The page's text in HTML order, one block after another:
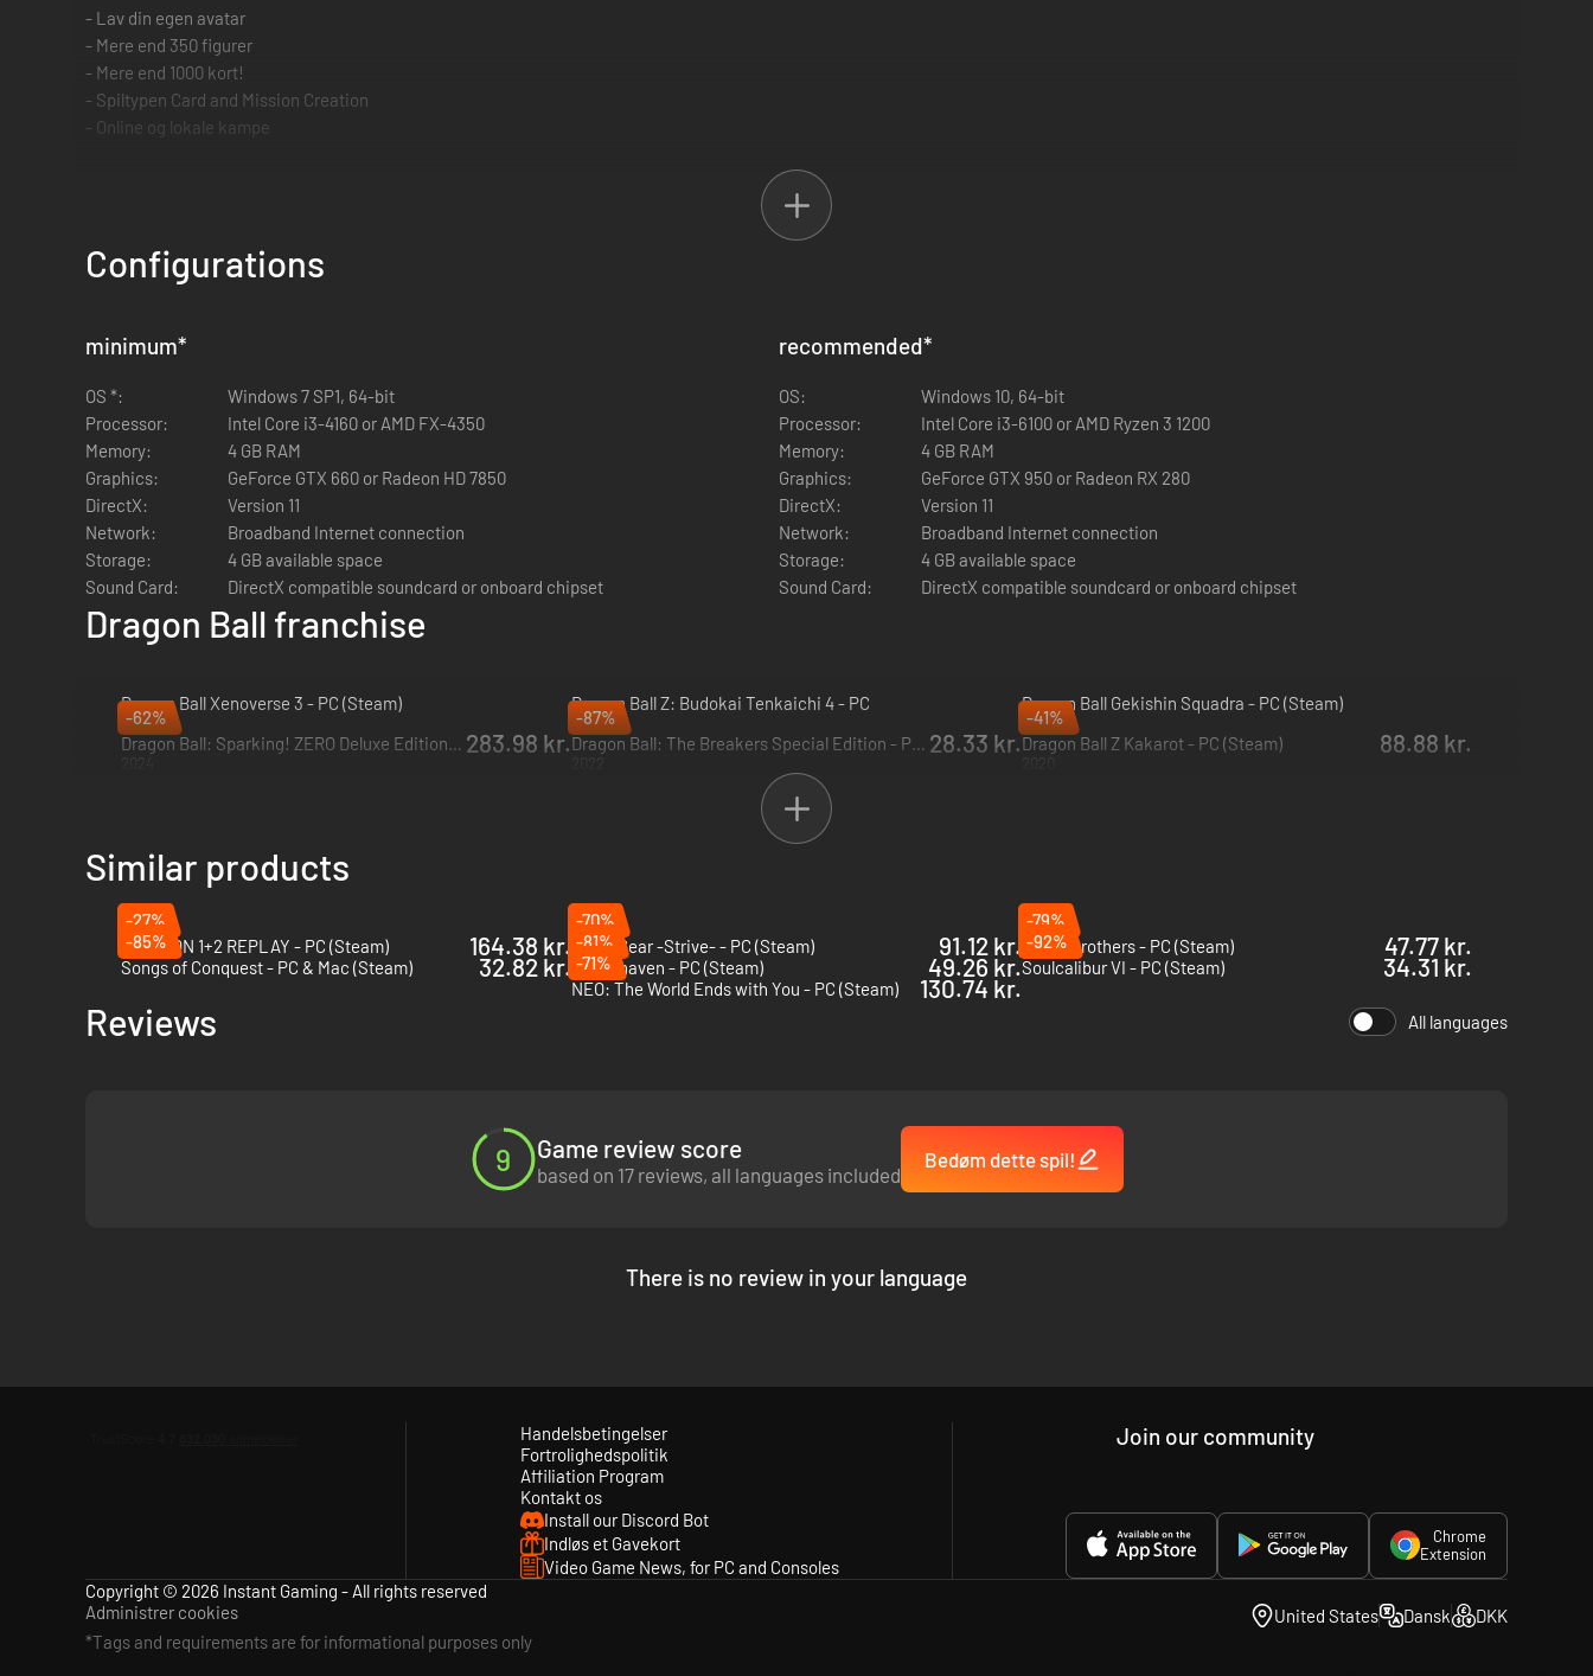
- Lav din egen avatar
- Mere end 350 figurer
- Mere end 1000 kort!
- Spiltypen Card and Mission Creation
- Online og lokale kampe
Configurations
minimum*
OS *:
Windows 7 SP1, 64-bit
Processor:
Intel Core i3-4160 or AMD FX-4350
Memory:
4 GB RAM
Graphics:
GeForce GTX 660 or Radeon HD 7850
DirectX:
Version 11
Network:
Broadband Internet connection
Storage:
4 GB available space
Sound Card:
DirectX compatible soundcard or onboard chipset
recommended*
OS:
Windows 10, 64-bit
Processor:
Intel Core i3-6100 or AMD Ryzen 3 1200
Memory:
4 GB RAM
Graphics:
GeForce GTX 950 or Radeon RX 280
DirectX:
Version 11
Network:
Broadband Internet connection
Storage:
4 GB available space
Sound Card:
DirectX compatible soundcard or onboard chipset
Dragon Ball franchise
Dragon Ball Xenoverse 3 - PC (Steam)
2027
Dragon Ball Z: Budokai Tenkaichi 4 - PC
2026
Dragon Ball Gekishin Squadra - PC (Steam)
2025
-62%
Dragon Ball: Sparking! ZERO Deluxe Edition - PC (Steam) 283.98 kr.
-87%
Dragon Ball: The Breakers Special Edition - PC (Steam) 28.33 kr.
-41%
Dragon Ball Z Kakarot - PC (Steam)
88.88 kr.
Similar products
-27%
PATAPON 1+2 REPLAY - PC (Steam)
164.38 kr.
-70%
Guilty Gear -Strive- - PC (Steam)
91.12 kr.
-79%
Battle Brothers - PC (Steam)
47.77 kr.
-85%
Songs of Conquest - PC & Mac (Steam)
32.82 kr.
-81%
Gloomhaven - PC (Steam)
49.26 kr.
-92%
Soulcalibur VI - PC (Steam)
34.31 kr.
-71%
NEO: The World Ends with You - PC (Steam)
130.74 kr.
Reviews All languages
9 Game review score
based on 17 reviews, all languages included
Bedøm dette spil!
There is no review in your language
Handelsbetingelser
Fortrolighedspolitik
Affiliation Program
Kontakt os
Install our Discord Bot
Indløs et Gavekort
Video Game News, for PC and Consoles
Join our community
Chrome
Extension
Copyright © 2026 Instant Gaming - All rights reserved
Administrer cookies
*Tags and requirements are for informational purposes only
United States Dansk DKK